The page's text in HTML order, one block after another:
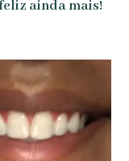
ainda mais!